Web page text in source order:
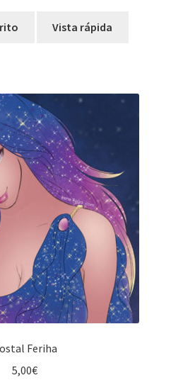
Vista rápida
Feriha
5,00€